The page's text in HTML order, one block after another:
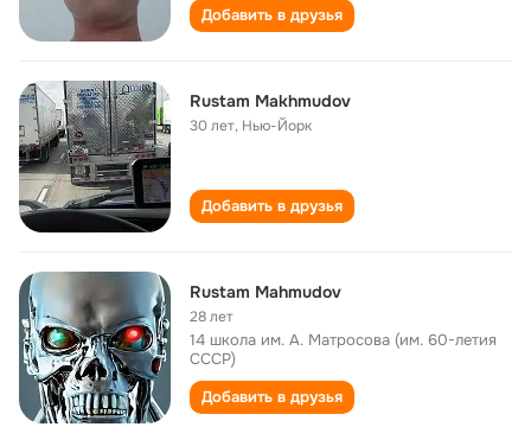
Добавить в друзья
Rustam Makhmudov
30 лет, Нью-Йорк
Добавить в друзья
Rustam Mahmudov
28 лет
14 школа им. А. Матросова (им. 60-летия
СССР)
Добавить в друзья